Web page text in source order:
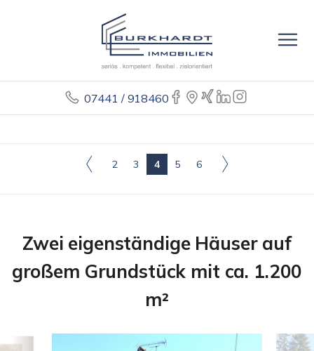
07441 / 918460
2 3 4 5 6
Zwei eigenständige Häuser auf
großem Grundstück mit ca. 1.200
m²